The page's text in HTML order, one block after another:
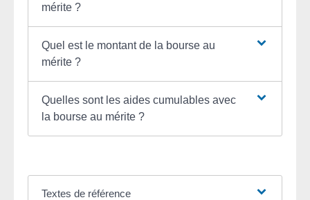
mérite ?
Quel est le montant de la bourse au
mérite ?
Quelles sont les aides cumulables avec
la bourse au mérite ?
Textes de référence